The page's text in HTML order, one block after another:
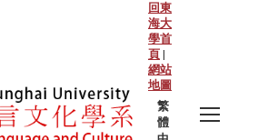
回東
海大
學首
頁 |
網站
地圖
繁
體